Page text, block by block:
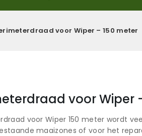
voor Wiper – 150 meter
voor Wiper
voor Wiper 150 meter wordt
maaizones of voor het